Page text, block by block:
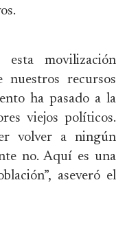
movilización
nuestros recursos
ha pasado a la
viejos políticos.
volver a ningún
no. Aquí es una
aseveró el